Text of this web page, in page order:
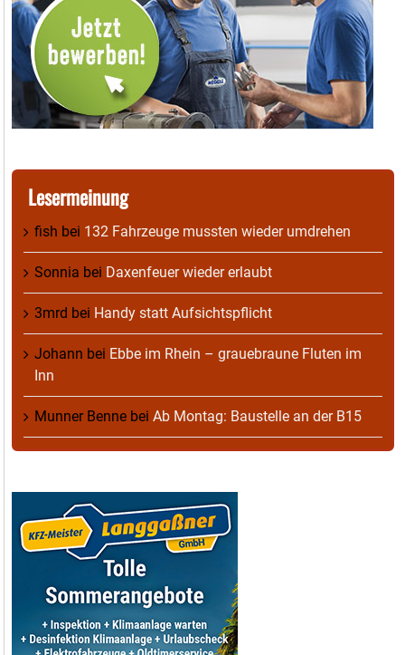
Lesermeinung
fish bei 132 Fahrzeuge mussten wieder umdrehen
Sonnia bei Daxenfeuer wieder erlaubt
3mrd bei Handy statt Aufsichtspflicht
Johann bei Ebbe im Rhein – grauebraune Fluten im
Inn
Munner Benne bei Ab Montag: Baustelle an der B15